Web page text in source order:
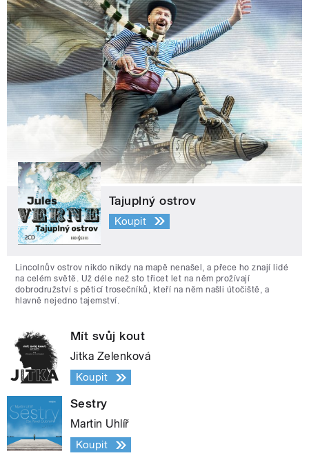
Tajuplný ostrov
Koupit
Lincolnův ostrov nikdo nikdy na mapě nenašel, a přece ho znají lidé
na celém světě. Už déle než sto třicet let na něm prožívají
dobrodružství s pěticí trosečníků, kteří na něm našli útočiště, a
hlavně nejedno tajemství.
Mít svůj kout
Jitka Zelenková
Koupit
Sestry
Martin Uhlíř
Koupit